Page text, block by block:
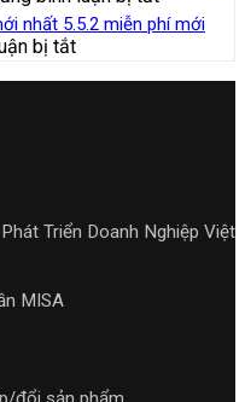
tải
Download
đặt
hộ
kinh
mới
Download
nghiệp
xây
cần
Bộ
Cài
mềm
R2
cập
nhất 5.5.2 miễn phí mới
bị tắtở
5.5.2
Triển Doanh Nghiệp Việt
MISA